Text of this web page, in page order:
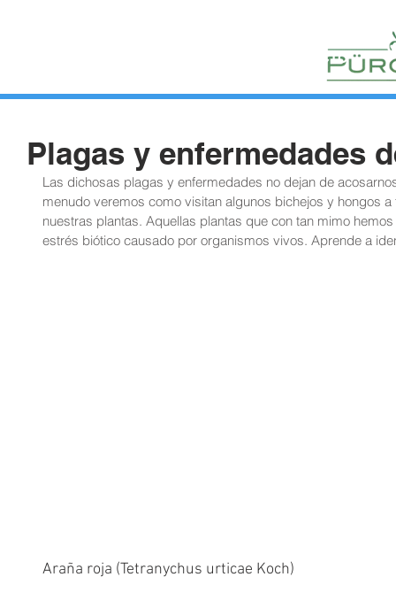
CONTACTO
Plagas y enfermedades
Las dichosas plagas y enfermedades no dejan de
menudo veremos como visitan algunos bichejos y hongos
nuestras plantas. Aquellas plantas que con tan mimo
estrés biótico causado por organismos vivos. Aprende a
Araña roja (Tetranychus urticae Koch)